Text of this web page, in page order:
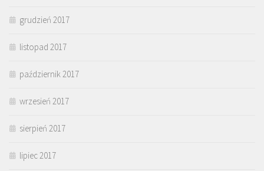
grudzień 2017
listopad 2017
październik 2017
wrzesień 2017
sierpień 2017
lipiec 2017